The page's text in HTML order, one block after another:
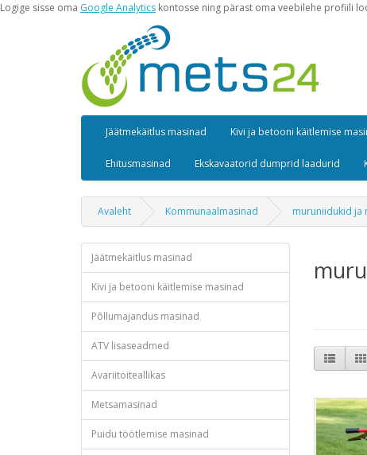
Logige sisse oma Google Analytics kontosse ning pärast oma veebilehe profiili
Jäätmekäitlus masinad Kivi ja betooni käitlemise
Ehitusmasinad Ekskavaatorid dumprid laadurid
Avaleht Kommunaalmasinad muruniidukid ja
Jäätmekäitlus masinad
Kivi ja betooni käitlemise masinad
Põllumajandus masinad
ATV lisaseadmed
Avariitoiteallikas
Metsamasinad
Puidu töötlemise masinad